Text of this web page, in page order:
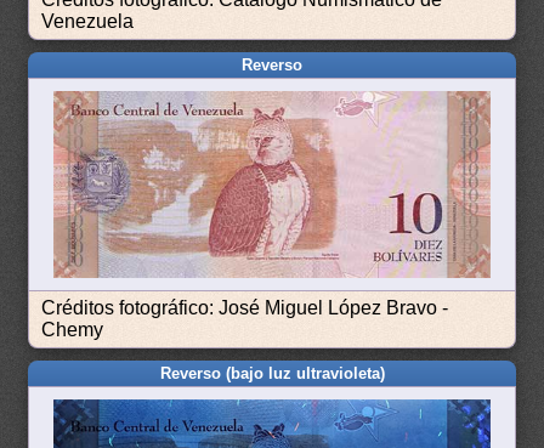
Venezuela
Reverso
Créditos fotográfico: José Miguel López Bravo -
Chemy
Reverso (bajo luz ultravioleta)